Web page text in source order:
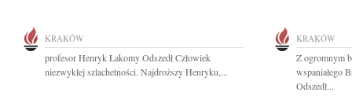
KRAKÓW
profesor Henryk Łakomy Odszedł Człowiek
niezwykłej szlachetności. Najdroższy Henryku,...
KRAKÓW
Z ogromnym
wspaniałego
Odszedł...